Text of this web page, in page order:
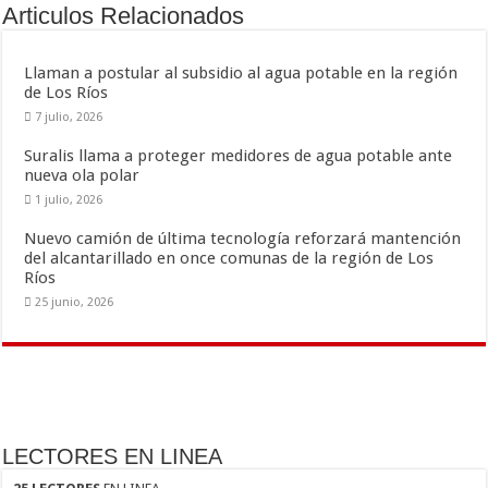
k
r
Articulos Relacionados
Llaman a postular al subsidio al agua potable en la región
de Los Ríos
7 julio, 2026
Suralis llama a proteger medidores de agua potable ante
nueva ola polar
1 julio, 2026
Nuevo camión de última tecnología reforzará mantención
del alcantarillado en once comunas de la región de Los
Ríos
25 junio, 2026
LECTORES EN LINEA